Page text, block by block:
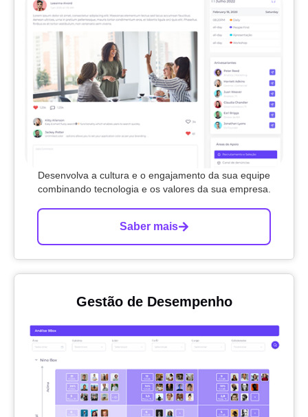
Desenvolva a cultura e o engajamento da sua equipe
combinando tecnologia e os valores da sua empresa.
Saber mais
Gestão de Desempenho